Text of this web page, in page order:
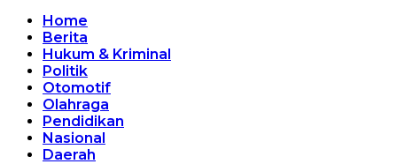
Home
Berita
Hukum & Kriminal
Politik
Otomotif
Olahraga
Pendidikan
Nasional
Daerah